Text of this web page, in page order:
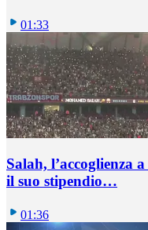
01:33
Salah, l’accoglienza
il suo stipendio…
01:36